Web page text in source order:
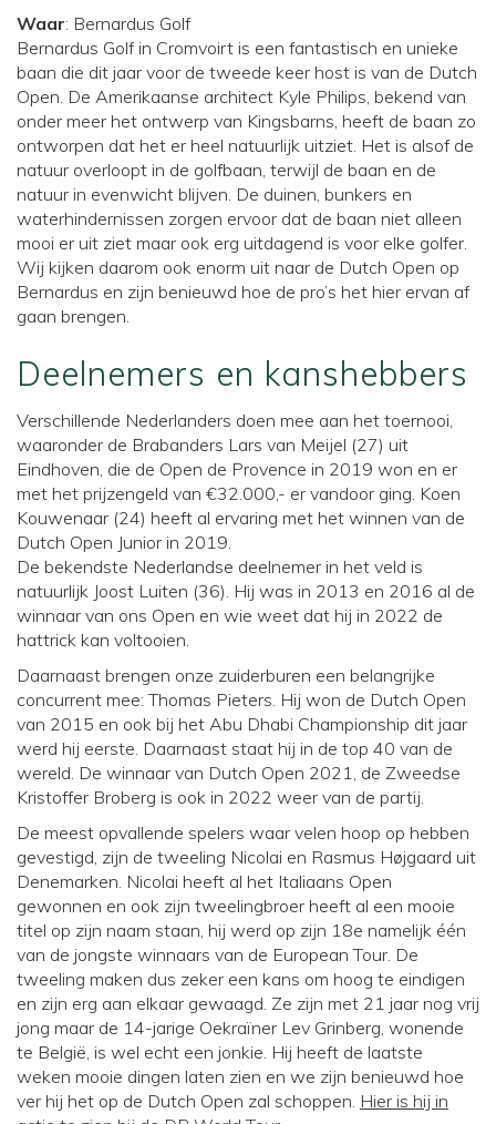
Waar: Bernardus Golf
Bernardus Golf in Cromvoirt is een fantastisch en unieke
baan die dit jaar voor de tweede keer host is van de Dutch
Open. De Amerikaanse architect Kyle Philips, bekend van
onder meer het ontwerp van Kingsbarns, heeft de baan zo
ontworpen dat het er heel natuurlijk uitziet. Het is alsof de
natuur overloopt in de golfbaan, terwijl de baan en de
natuur in evenwicht blijven. De duinen, bunkers en
waterhindernissen zorgen ervoor dat de baan niet alleen
mooi er uit ziet maar ook erg uitdagend is voor elke golfer.
Wij kijken daarom ook enorm uit naar de Dutch Open op
Bernardus en zijn benieuwd hoe de pro’s het hier ervan af
gaan brengen.
Deelnemers en kanshebbers
Verschillende Nederlanders doen mee aan het toernooi,
waaronder de Brabanders Lars van Meijel (27) uit
Eindhoven, die de Open de Provence in 2019 won en er
met het prijzengeld van €32.000,- er vandoor ging. Koen
Kouwenaar (24) heeft al ervaring met het winnen van de
Dutch Open Junior in 2019.
De bekendste Nederlandse deelnemer in het veld is
natuurlijk Joost Luiten (36). Hij was in 2013 en 2016 al de
winnaar van ons Open en wie weet dat hij in 2022 de
hattrick kan voltooien.
Daarnaast brengen onze zuiderburen een belangrijke
concurrent mee: Thomas Pieters. Hij won de Dutch Open
van 2015 en ook bij het Abu Dhabi Championship dit jaar
werd hij eerste. Daarnaast staat hij in de top 40 van de
wereld. De winnaar van Dutch Open 2021, de Zweedse
Kristoffer Broberg is ook in 2022 weer van de partij.
De meest opvallende spelers waar velen hoop op hebben
gevestigd, zijn de tweeling Nicolai en Rasmus Højgaard uit
Denemarken. Nicolai heeft al het Italiaans Open
gewonnen en ook zijn tweelingbroer heeft al een mooie
titel op zijn naam staan, hij werd op zijn 18e namelijk één
van de jongste winnaars van de European Tour. De
tweeling maken dus zeker een kans om hoog te eindigen
en zijn erg aan elkaar gewaagd. Ze zijn met 21 jaar nog vrij
jong maar de 14-jarige Oekraïner Lev Grinberg, wonende
te België, is wel echt een jonkie. Hij heeft de laatste
weken mooie dingen laten zien en we zijn benieuwd hoe
ver hij het op de Dutch Open zal schoppen. Hier is hij in